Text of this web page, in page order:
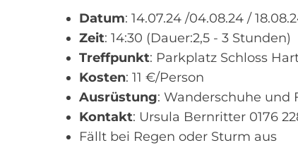
Datum: 14.07.24 /04.08.24 /
Zeit: 14:30 (Dauer:2,5 - 3 Stunden)
Treffpunkt: Parkplatz Schloss
Kosten: 11 €/Person
Ausrüstung: Wanderschuhe und
Kontakt: Ursula Bernritter 0176
Fällt bei Regen oder Sturm aus